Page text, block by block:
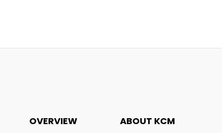
OVERVIEW ABOUT KCM